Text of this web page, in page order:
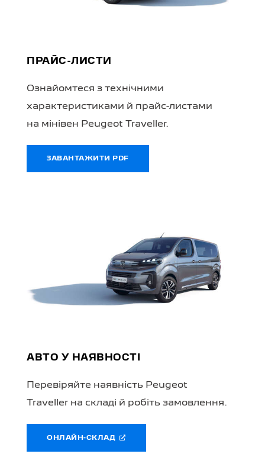
ПРАЙС-ЛИСТИ
Ознайомтеся з технічними
характеристиками й прайс-листами
на мінівен Peugeot Traveller.
ЗАВАНТАЖИТИ PDF
АВТО У НАЯВНОСТІ
Перевіряйте наявність Peugeot
Traveller на складі й робіть замовлення.
ОНЛАЙН-СКЛАД